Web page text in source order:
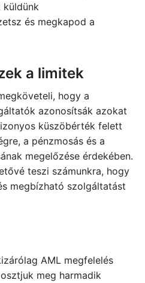
küldünk
és megkapod a
a limitek
hogy a
azonosítsák azokat
küszöbérték felett
a pénzmosás és a
megelőzése érdekében.
teszi számunkra, hogy
megbízható szolgáltatást
AML megfelelés
meg harmadik